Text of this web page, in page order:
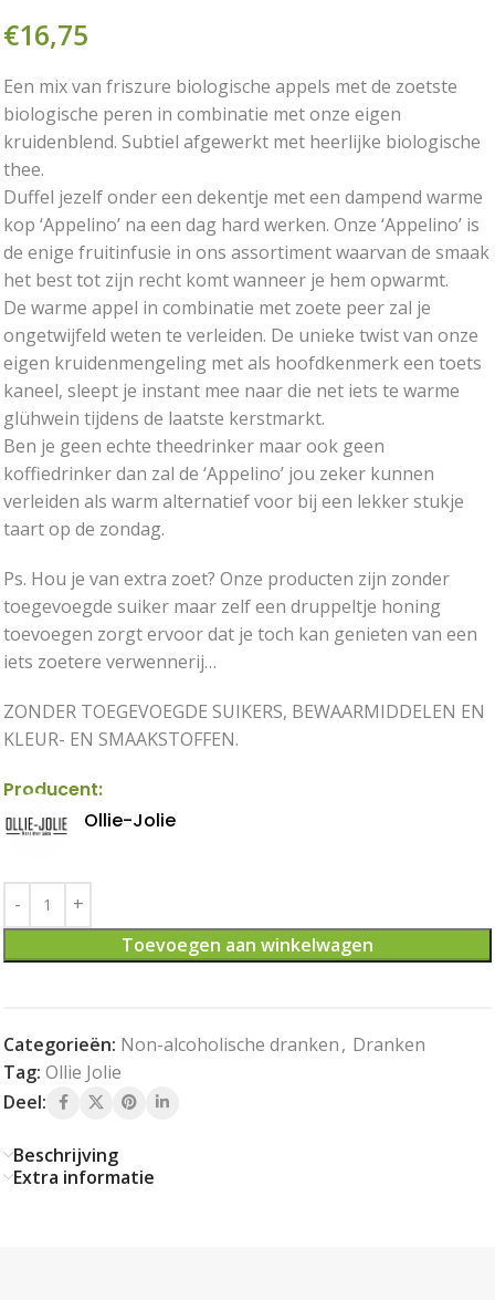
€16,75
Een mix van friszure biologische appels met de zoetste
biologische peren in combinatie met onze eigen
kruidenblend. Subtiel afgewerkt met heerlijke biologische
thee.
Duffel jezelf onder een dekentje met een dampend warme
kop ‘Appelino’ na een dag hard werken. Onze ‘Appelino’ is
de enige fruitinfusie in ons assortiment waarvan de smaak
het best tot zijn recht komt wanneer je hem opwarmt.
De warme appel in combinatie met zoete peer zal je
ongetwijfeld weten te verleiden. De unieke twist van onze
eigen kruidenmengeling met als hoofdkenmerk een toets
kaneel, sleept je instant mee naar die net iets te warme
glühwein tijdens de laatste kerstmarkt.
Ben je geen echte theedrinker maar ook geen
koffiedrinker dan zal de ‘Appelino’ jou zeker kunnen
verleiden als warm alternatief voor bij een lekker stukje
taart op de zondag.
Ps. Hou je van extra zoet? Onze producten zijn zonder
toegevoegde suiker maar zelf een druppeltje honing
toevoegen zorgt ervoor dat je toch kan genieten van een
iets zoetere verwennerij…
ZONDER TOEGEVOEGDE SUIKERS, BEWAARMIDDELEN EN
KLEUR- EN SMAAKSTOFFEN.
Producent:
Ollie-Jolie
Toevoegen aan winkelwagen
Categorieën: Non-alcoholische dranken, Dranken
Tag: Ollie Jolie
Deel:
Beschrijving
Extra informatie